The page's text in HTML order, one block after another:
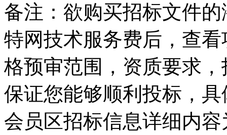
备注：欲购买招标文件
特网技术服务费后，查
格预审范围，资质要求
保证您能够顺利投标，
会员区招标信息详细内